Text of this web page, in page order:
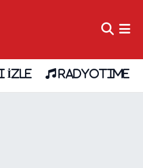
İZLE RADYOTIME